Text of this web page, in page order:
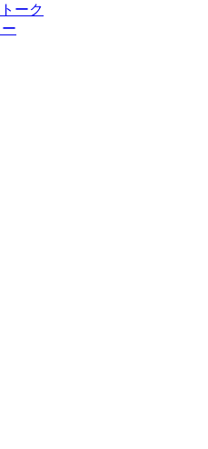
ーク